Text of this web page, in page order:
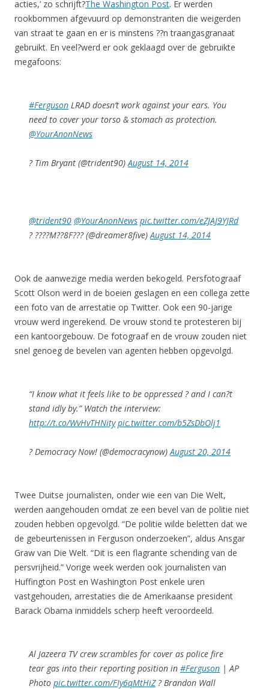
acties,’ zo schrijft?The Washington Post. Er werden
rookbommen afgevuurd op demonstranten die weigerden
van straat te gaan en er is minstens ??n traangasgranaat
gebruikt. En veel?werd er ook geklaagd over de gebruikte
megafoons:
#Ferguson LRAD doesn’t work against your ears. You
need to cover your torso & stomach as protection.
@YourAnonNews
? Tim Bryant (@trident90) August 14, 2014
@trident90 @YourAnonNews pic.twitter.com/eZJAJ9YJRd
? ????M??8F??? (@dreamer8five) August 14, 2014
Ook de aanwezige media werden bekogeld. Persfotograaf
Scott Olson werd in de boeien geslagen en een collega zette
een foto van de arrestatie op Twitter. Ook een 90-jarige
vrouw werd ingerekend. De vrouw stond te protesteren bij
een kantoorgebouw. De fotograaf en de vrouw zouden niet
snel genoeg de bevelen van agenten hebben opgevolgd.
“I know what it feels like to be oppressed ? and I can?t
stand idly by.” Watch the interview:
http://t.co/WvHvTHNity pic.twitter.com/b5ZsDbOlj1
? Democracy Now! (@democracynow) August 20, 2014
Twee Duitse journalisten, onder wie een van Die Welt,
werden aangehouden omdat ze een bevel van de politie niet
zouden hebben opgevolgd. “De politie wilde beletten dat we
de gebeurtenissen in Ferguson onderzoeken”, aldus Ansgar
Graw van Die Welt. “Dit is een flagrante schending van de
persvrijheid.” Vorige week werden ook journalisten van
Huffington Post en Washington Post enkele uren
vastgehouden, arrestaties die de Amerikaanse president
Barack Obama inmiddels scherp heeft veroordeeld.
Al Jazeera TV crew scrambles for cover as police fire
tear gas into their reporting position in #Ferguson | AP
Photo pic.twitter.com/FIy6qMtHiZ? Brandon Wall